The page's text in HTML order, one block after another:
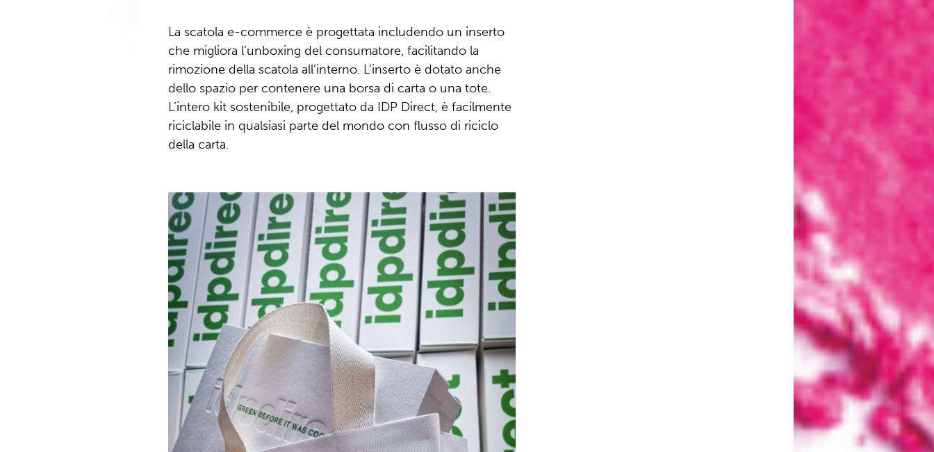
La scatola e-commerce è progettata includendo un inserto
che migliora l’unboxing del consumatore, facilitando la
rimozione della scatola all’interno. L’inserto è dotato anche
dello spazio per contenere una borsa di carta o una tote.
L’intero kit sostenibile, progettato da IDP Direct, è facilmente
riciclabile in qualsiasi parte del mondo con flusso di riciclo
della carta.